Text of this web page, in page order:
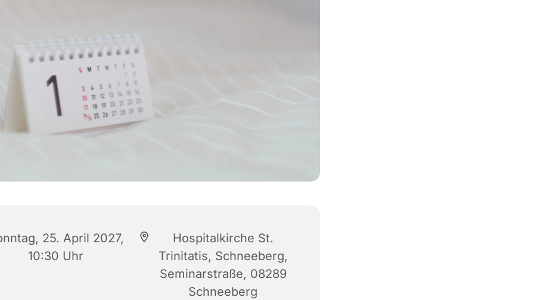
25. April 2027,
10:30 Uhr
Hospitalkirche St.
Trinitatis, Schneeberg,
Seminarstraße, 08289
Schneeberg